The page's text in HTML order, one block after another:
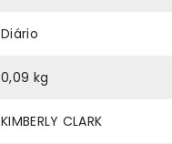
Diário
0,09 kg
KIMBERLY CLARK